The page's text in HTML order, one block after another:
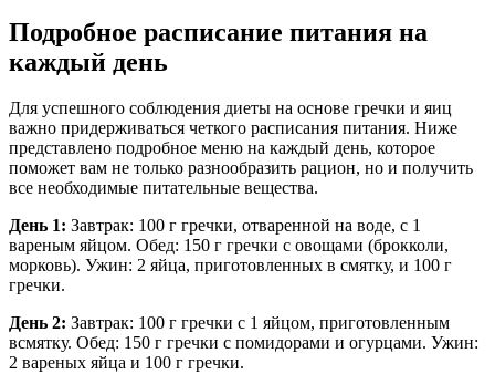
Подробное расписание питания на
каждый день
Для успешного соблюдения диеты на основе гречки и яиц
важно придерживаться четкого расписания питания. Ниже
представлено подробное меню на каждый день, которое
поможет вам не только разнообразить рацион, но и получить
все необходимые питательные вещества.
День 1: Завтрак: 100 г гречки, отваренной на воде, с 1
вареным яйцом. Обед: 150 г гречки с овощами (брокколи,
морковь). Ужин: 2 яйца, приготовленных в смятку, и 100 г
гречки.
День 2: Завтрак: 100 г гречки с 1 яйцом, приготовленным
всмятку. Обед: 150 г гречки с помидорами и огурцами. Ужин:
2 вареных яйца и 100 г гречки.